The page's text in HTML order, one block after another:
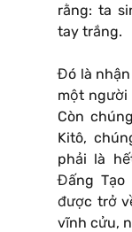
rằng: ta
tay trắng.
Đó là
một người
Còn
Kitô,
phải là
Đấng Tạo
được trở
vĩnh cửu,